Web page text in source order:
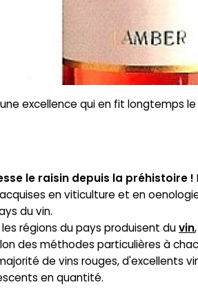
une excellence qui en fit longtemps
le raisin depuis la préhistoire !
en viticulture et en
du vin.
régions du pays produisent duvin
des méthodes particulières à
de vins rouges, d'excellents
en quantité.